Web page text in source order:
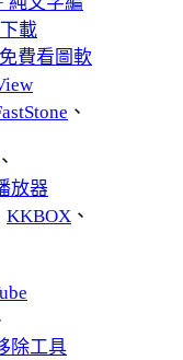
載
費看圖軟
、
、
放器
KKBOX 、
除工具